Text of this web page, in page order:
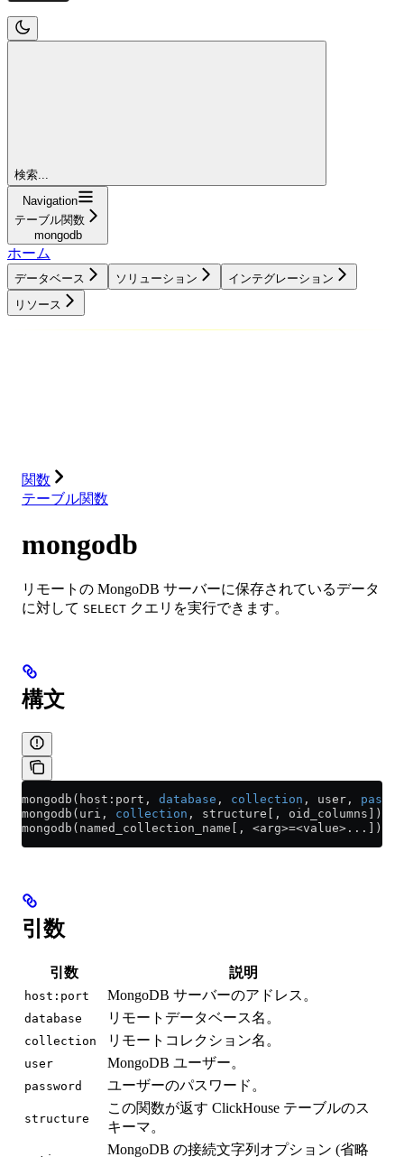
検索...
Navigation
テーブル関数
mongodb
ホーム
データベース ソリューション
インテグレーション
リソース
関数
テーブル関数
mongodb
リモートの MongoDB サーバーに保存されているデータ
に対して SELECT クエリを実行できます。
構文
mongodb(host:port, database , collection , user,
mongodb(uri, collection , structure[, oid_columns]);
mongodb(named_collection_name[, <arg>=<value>...]);
引数
引数 説明
host:port MongoDB サーバーのアドレス。
database リモートデータベース名。
collection リモートコレクション名。
user MongoDB ユーザー。
password ユーザーのパスワード。
structure
この関数が返す ClickHouse テーブルのス
キーマ。
MongoDB の接続文字列オプション (省略